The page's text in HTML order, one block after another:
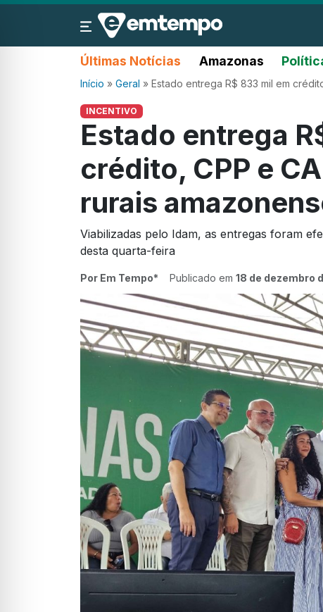
Últimas Notícias Amazonas
Início » Geral » Estado entrega R$ 833 mil em
INCENTIVO
Estado entrega
crédito, CPP e
rurais
Viabilizadas pelo Idam, as entregas foram
desta quarta-feira
Por Em Tempo* Publicado em 18 de dezembro